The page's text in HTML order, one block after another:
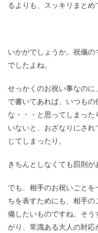
るよりも、スッキリまとめ
いかがでしょうか。祝儀
でしたよね。
せっかくのお祝い事なの
で書いてあれば、いつも
な・・・と思ってしまっ
いないと、おざなりにさ
じてしまったり。
きちんとしなくても罰則が
でも、相手のお祝いごと
ちを表すためにも、相手
備したいものですね。そ
がり、常識ある大人の対応